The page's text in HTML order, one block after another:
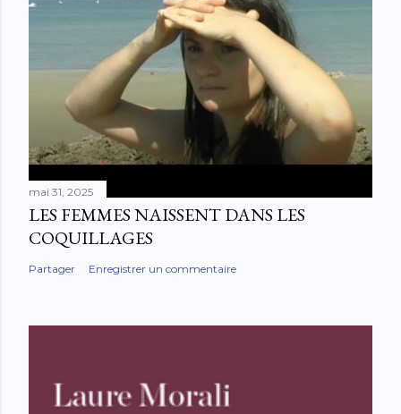
mai 31, 2025
LES FEMMES NAISSENT DANS LES
COQUILLAGES
Partager Enregistrer un commentaire